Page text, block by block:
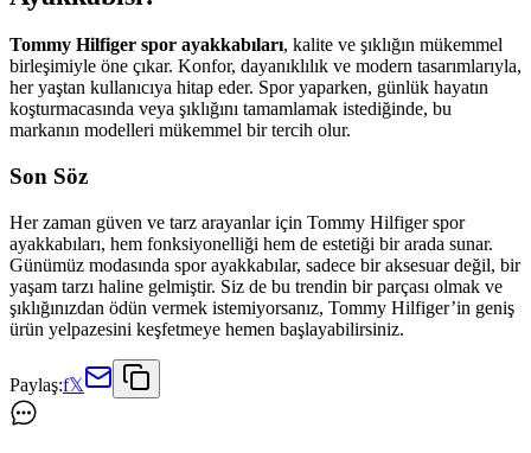
Tommy Hilfiger spor ayakkabıları, kalite ve şıklığın mükemmel
birleşimiyle öne çıkar. Konfor, dayanıklılık ve modern tasarımlarıyla,
her yaştan kullanıcıya hitap eder. Spor yaparken, günlük hayatın
koşturmacasında veya şıklığını tamamlamak istediğinde, bu
markanın modelleri mükemmel bir tercih olur.
Son Söz
Her zaman güven ve tarz arayanlar için Tommy Hilfiger spor
ayakkabıları, hem fonksiyonelliği hem de estetiği bir arada sunar.
Günümüz modasında spor ayakkabılar, sadece bir aksesuar değil, bir
yaşam tarzı haline gelmiştir. Siz de bu trendin bir parçası olmak ve
şıklığınızdan ödün vermek istemiyorsanız, Tommy Hilfiger’in geniş
ürün yelpazesini keşfetmeye hemen başlayabilirsiniz.
Paylaş:f𝕏